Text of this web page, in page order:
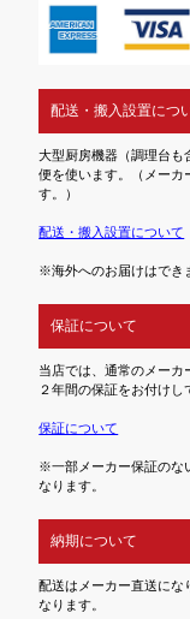
配送・搬入設置につ
大型厨房機器（調理台も
便を使います。（メーカ
す。）
配送・搬入設置について
※海外へのお届けはでき
保証について
当店では、通常のメー
２年間の保証をお付けし
保証について
※一部メーカー保証のな
なります。
納期について
配送はメーカー直送にな
なります。